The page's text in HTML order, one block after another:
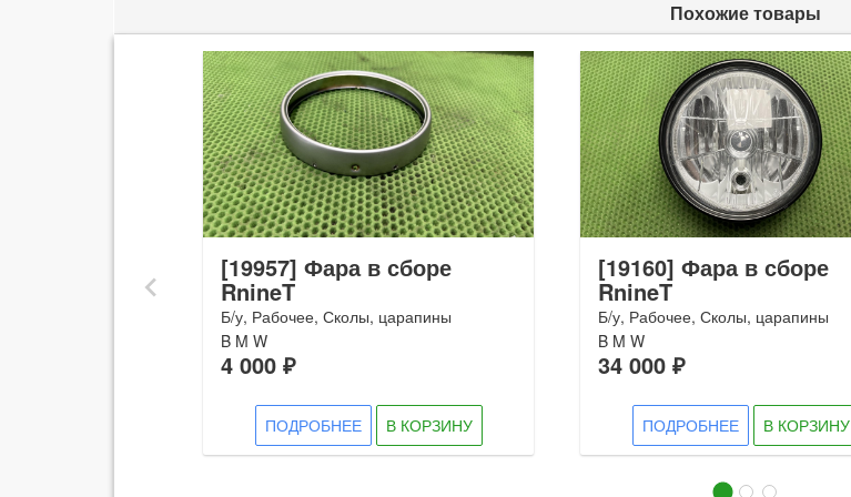
Похожие товары
[19957] Фара в сборе
RnineT
Б/у, Рабочее, Сколы, царапины
B M W
4 000 ₽
ПОДРОБНЕЕ В КОРЗИНУ
[19160] Фара в сборе
RnineT
Б/у, Рабочее, Сколы, царапины
B M W
34 000 ₽
ПОДРОБНЕЕ В КОРЗИНУ